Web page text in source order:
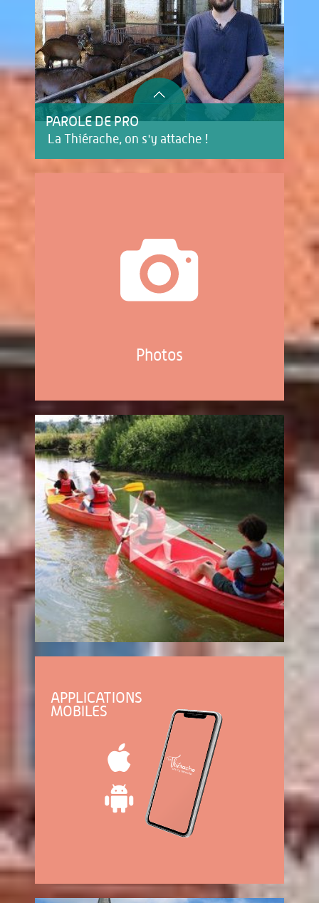
PAROLE DE PRO
La Thiérache, on s'y attache !
Photos
APPLICATIONS
MOBILES